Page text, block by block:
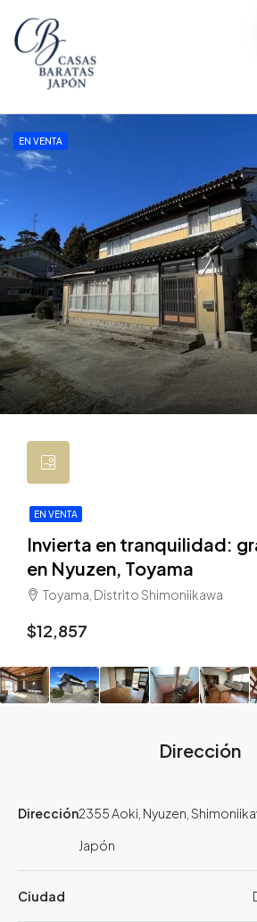
EN VENTA
EN VENTA
Invierta en tranquilidad:
en Nyuzen, Toyama
Toyama, Distrito Shimoniikawa
$12,857
Dirección
Dirección2355 Aoki, Nyuzen,
Japón
Ciudad